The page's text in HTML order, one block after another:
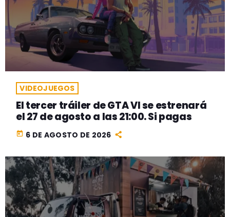
VIDEOJUEGOS
El tercer tráiler de GTA VI se estrenará
el 27 de agosto a las 21:00. Si pagas
today 6 DE AGOSTO DE 2026